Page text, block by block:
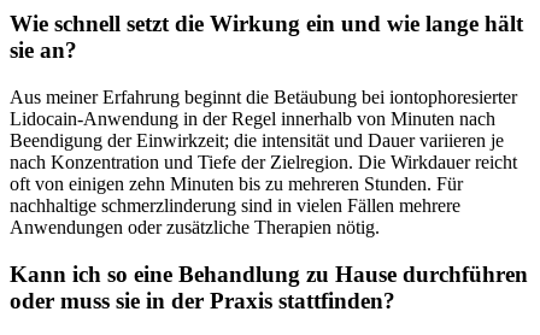
Wie schnell ‍setzt die ‍Wirkung ein ⁢und wie lange ​hält
sie an?
Aus meiner Erfahrung beginnt die Betäubung bei iontophoresierter
Lidocain‑Anwendung in der Regel innerhalb von Minuten nach
Beendigung der Einwirkzeit; die ​intensität und Dauer variieren je
nach Konzentration und Tiefe der Zielregion. Die Wirkdauer reicht
oft‌ von einigen zehn Minuten bis zu mehreren Stunden. Für
nachhaltige schmerzlinderung sind in vielen Fällen mehrere
Anwendungen oder‍ zusätzliche⁢ Therapien ‍nötig.
Kann ich so eine Behandlung zu Hause durchführen
oder muss sie​ in der Praxis stattfinden?